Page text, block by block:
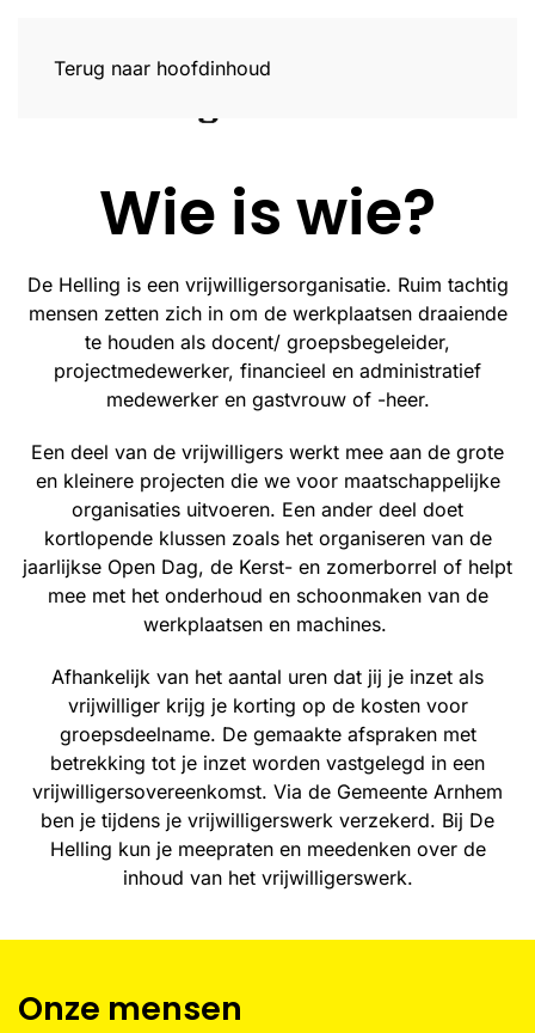
Terug naar hoofdinhoud
Wie is wie?
De Helling is een vrijwilligersorganisatie. Ruim tachtig
mensen zetten zich in om de werkplaatsen draaiende
te houden als docent/ groepsbegeleider,
projectmedewerker, financieel en administratief
medewerker en gastvrouw of -heer.
Een deel van de vrijwilligers werkt mee aan de grote
en kleinere projecten die we voor maatschappelijke
organisaties uitvoeren. Een ander deel doet
kortlopende klussen zoals het organiseren van de
jaarlijkse Open Dag, de Kerst- en zomerborrel of helpt
mee met het onderhoud en schoonmaken van de
werkplaatsen en machines.
Afhankelijk van het aantal uren dat jij je inzet als
vrijwilliger krijg je korting op de kosten voor
groepsdeelname. De gemaakte afspraken met
betrekking tot je inzet worden vastgelegd in een
vrijwilligersovereenkomst. Via de Gemeente Arnhem
ben je tijdens je vrijwilligerswerk verzekerd. Bij De
Helling kun je meepraten en meedenken over de
inhoud van het vrijwilligerswerk.
Onze mensen